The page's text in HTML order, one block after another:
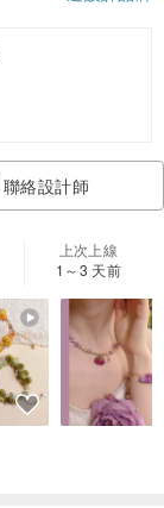
聯絡設計師
上次上線
1～3 天前